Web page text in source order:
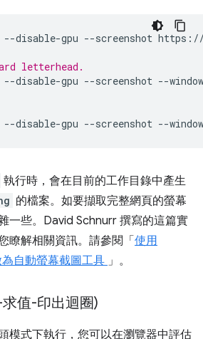
--disable-gpu --screenshot https://
letterhead.
--disable-gpu --screenshot --
--disable-gpu --screenshot --
執行時，會在目前的工作目錄中產生
的檔案。如要擷取完整網頁的螢幕
一些。David Schnurr 撰寫的這篇實
瞭解相關資訊。請參閱「 使用
自動螢幕截圖工具 」。
求值-印出迴圈)
模式下執行，您可以在瀏覽器中評估